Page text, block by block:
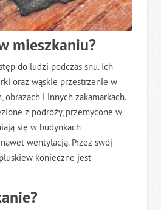
mieszkaniu?
do ludzi podczas snu. Ich
oraz wąskie przestrzenie w
obrazach i innych zakamarkach.
z podróży, przemycone w
się w budynkach
wentylacją. Przez swój
konieczne jest